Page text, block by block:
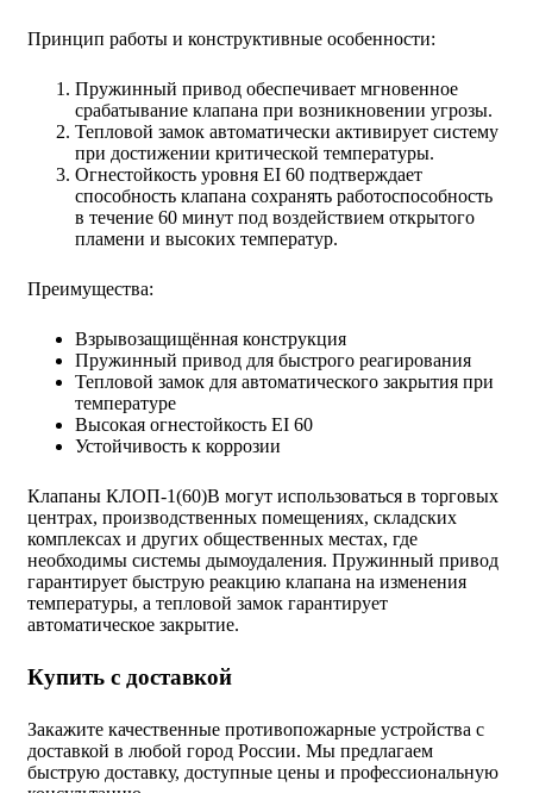
Принцип работы и конструктивные особенности:
Пружинный привод обеспечивает мгновенное
срабатывание клапана при возникновении угрозы.
Тепловой замок автоматически активирует систему
при достижении критической температуры.
Огнестойкость уровня EI 60 подтверждает
способность клапана сохранять работоспособность
в течение 60 минут под воздействием открытого
пламени и высоких температур.
Преимущества:
Взрывозащищённая конструкция
Пружинный привод для быстрого реагирования
Тепловой замок для автоматического закрытия при
температуре
Высокая огнестойкость EI 60
Устойчивость к коррозии
Клапаны КЛОП-1(60)В могут использоваться в торговых
центрах, производственных помещениях, складских
комплексах и других общественных местах, где
необходимы системы дымоудаления. Пружинный привод
гарантирует быструю реакцию клапана на изменения
температуры, а тепловой замок гарантирует
автоматическое закрытие.
Купить с доставкой
Закажите качественные противопожарные устройства с
доставкой в любой город России. Мы предлагаем
быструю доставку, доступные цены и профессиональную